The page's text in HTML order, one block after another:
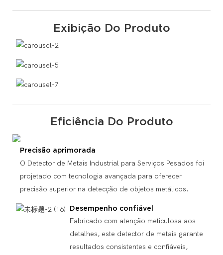
Exibição Do Produto
Eficiência Do Produto
Precisão aprimorada
O Detector de Metais Industrial para Serviços Pesados ​​foi
projetado com tecnologia avançada para oferecer
precisão superior na detecção de objetos metálicos.
Desempenho confiável
Fabricado com atenção meticulosa aos
detalhes, este detector de metais garante
resultados consistentes e confiáveis,